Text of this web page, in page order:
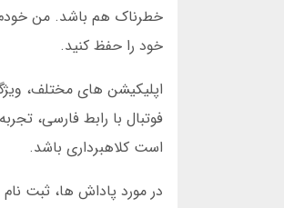
خود را حفظ کنید.
اپلیکیشن های مختلف،
فوتبال با رابط فارسی،
است کلاهبرداری باشد.
در مورد پاداش ها، ثبت